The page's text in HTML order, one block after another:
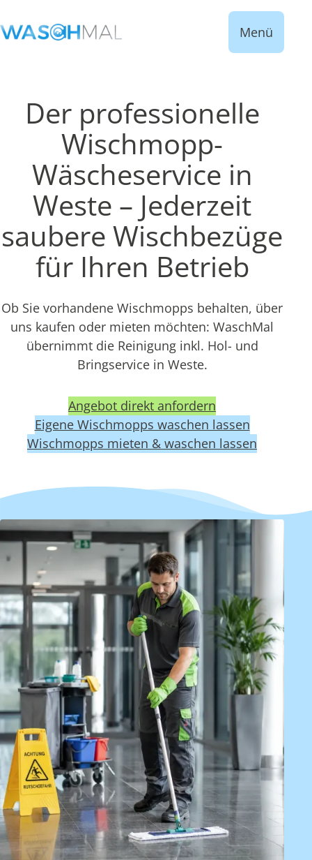
Menü
Der professionelle
Wischmopp-
Wäscheservice in
Weste – Jederzeit
saubere Wischbezüge
für Ihren Betrieb
Ob Sie vorhandene Wischmopps behalten, über
uns kaufen oder mieten möchten: WaschMal
übernimmt die Reinigung inkl. Hol- und
Bringservice in Weste.
Angebot direkt anfordern
Eigene Wischmopps waschen lassen
Wischmopps mieten & waschen lassen